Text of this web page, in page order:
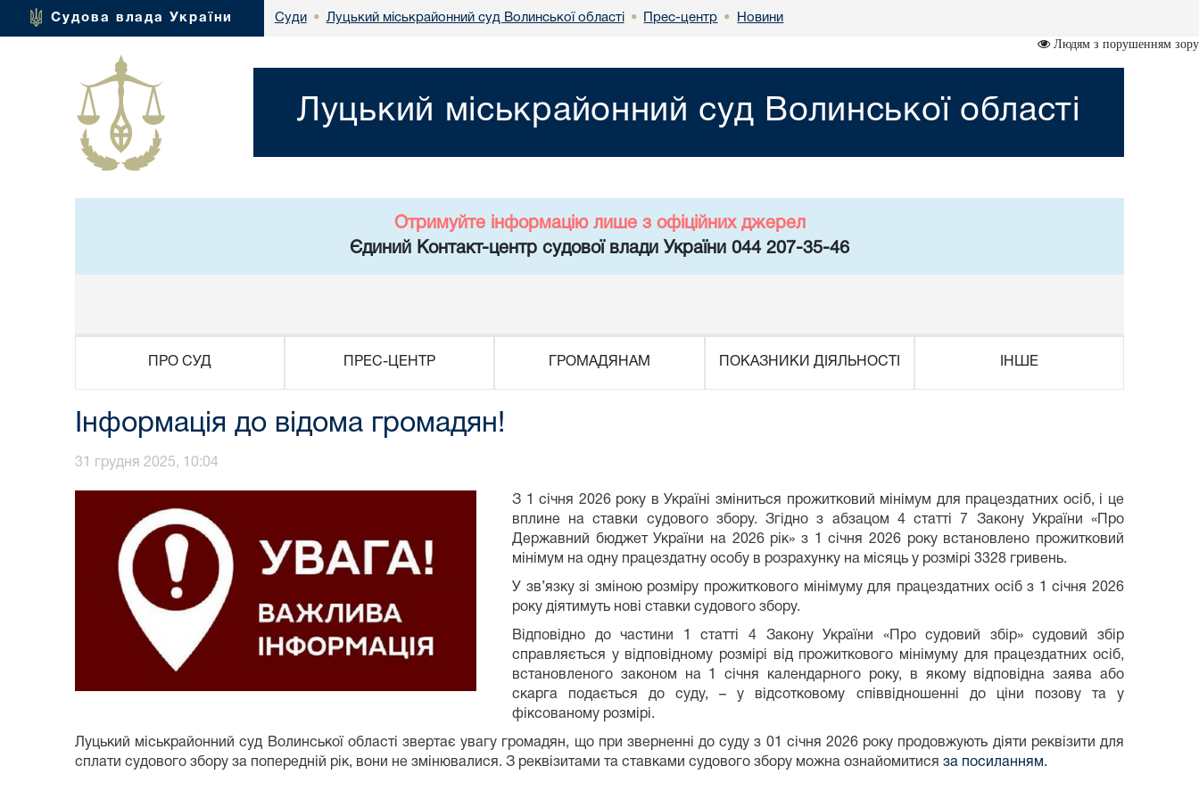
Судова влада України Суди • Луцький міськрайонний суд Волинської області • Прес-центр • Новини
Людям з порушенням зору
Луцький міськрайонний суд Волинської області
Отримуйте інформацію лише з офіційних джерел
Єдиний Контакт-центр судової влади України 044 207-35-46
ПРО СУД ПРЕС-ЦЕНТР ГРОМАДЯНАМ ПОКАЗНИКИ ДІЯЛЬНОСТІ ІНШЕ
Інформація до відома громадян!
31 грудня 2025, 10:04
З 1 січня 2026 року в Україні зміниться прожитковий мінімум для працездатних осіб, і це
вплине на ставки судового збору. Згідно з абзацом 4 статті 7 Закону України «Про
Державний бюджет України на 2026 рік» з 1 січня 2026 року встановлено прожитковий
мінімум на одну працездатну особу в розрахунку на місяць у розмірі 3328 гривень.
У зв’язку зі зміною розміру прожиткового мінімуму для працездатних осіб з 1 січня 2026
року діятимуть нові ставки судового збору.
Відповідно до частини 1 статті 4 Закону України «Про судовий збір» судовий збір
справляється у відповідному розмірі від прожиткового мінімуму для працездатних осіб,
встановленого законом на 1 січня календарного року, в якому відповідна заява або
скарга подається до суду, – у відсотковому співвідношенні до ціни позову та у
фіксованому розмірі.
Луцький міськрайонний суд Волинської області звертає увагу громадян, що при зверненні до суду з 01 січня 2026 року продовжують діяти реквізити для
сплати судового збору за попередній рік, вони не змінювалися. З реквізитами та ставками судового збору можна ознайомитися за посиланням.